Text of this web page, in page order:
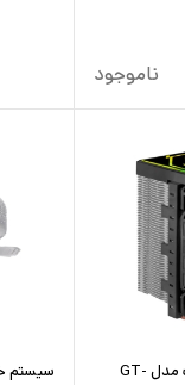
ناموجود
خنک کننده پردازنده اوست مدل GT-